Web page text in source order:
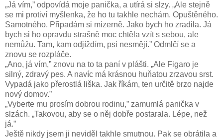
„Já vím,” odpovídá moje panička, a utírá si slzy. „Ale stejně
se mi protiví myšlenka, že ho tu takhle nechám. Opuštěného.
Samotného. Připadám si mizerně. Jako bych ho zradila. Já
bych si ho opravdu strašně moc chtěla vzít s sebou, ale
nemůžu. Tam, kam odjíždím, psi nesmějí.” Odmlčí se a
znovu se rozpláče.
„Ano, já vím,” znovu na to ta paní v plášti. „Ale Figaro je
silný, zdravý pes. A navíc má krásnou huňatou zrzavou srst.
Vypadá jako přerostlá liška. Jak říkám, ten určitě brzo najde
nový domov.”
„Vyberte mu prosím dobrou rodinu,” zamumlá panička v
slzách. „Takovou, aby se o něj dobře postarala. Lépe, než
já.”
Ještě nikdy jsem ji neviděl takhle smutnou. Pak se obrátila a